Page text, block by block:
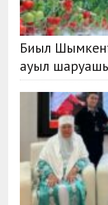
Биыл
ауыл